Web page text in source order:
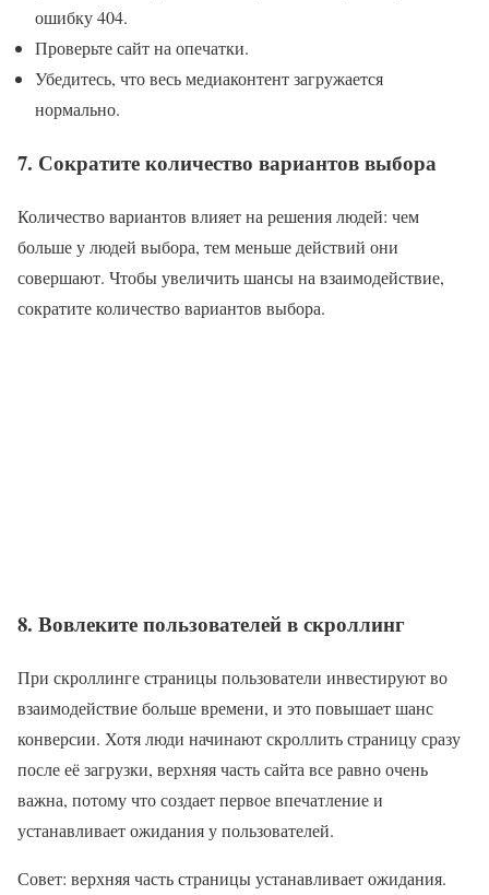
ошибку 404.
Проверьте сайт на опечатки.
Убедитесь, что весь медиаконтент загружается
нормально.
7. Сократите количество вариантов выбора
Количество вариантов влияет на решения людей: чем
больше у людей выбора, тем меньше действий они
совершают. Чтобы увеличить шансы на взаимодействие,
сократите количество вариантов выбора.
8. Вовлеките пользователей в скроллинг
При скроллинге страницы пользователи инвестируют во
взаимодействие больше времени, и это повышает шанс
конверсии. Хотя люди начинают скроллить страницу сразу
после её загрузки, верхняя часть сайта все равно очень
важна, потому что создает первое впечатление и
устанавливает ожидания у пользователей.
Совет: верхняя часть страницы устанавливает ожидания.